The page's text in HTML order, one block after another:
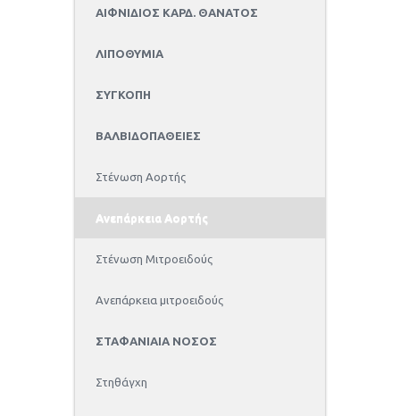
ΑΙΦΝΙΔΙΟΣ ΚΑΡΔ. ΘΑΝΑΤΟΣ
ΛΙΠΟΘΥΜΙΑ
ΣΥΓΚΟΠΗ
ΒΑΛΒΙΔΟΠΑΘΕΙΕΣ
Στένωση Αορτής
Ανεπάρκεια Αορτής
Στένωση Μιτροειδούς
Ανεπάρκεια μιτροειδούς
ΣΤΑΦΑΝΙΑΙΑ ΝΟΣΟΣ
Στηθάγχη